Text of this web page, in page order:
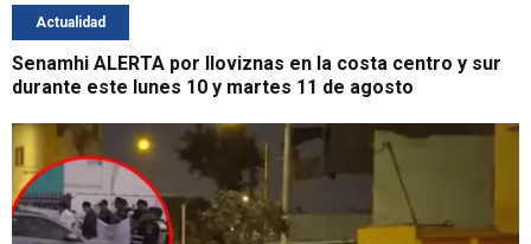
Actualidad
Senamhi ALERTA por lloviznas en la costa centro y sur
durante este lunes 10 y martes 11 de agosto